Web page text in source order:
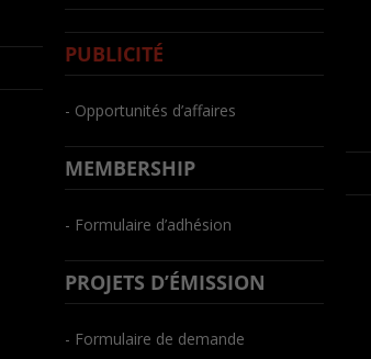
PUBLICITÉ
- Opportunités d’affaires
MEMBERSHIP
- Formulaire d’adhésion
PROJETS D’ÉMISSION
- Formulaire de demande